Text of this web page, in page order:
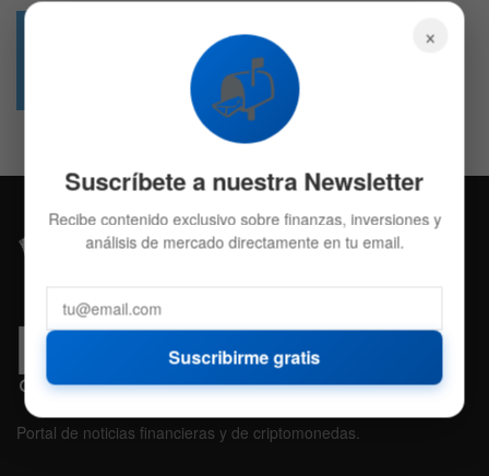
4.7k
Followers
Portal de noticias financieras y de criptomonedas.
×
📬
Suscríbete a nuestra Newsletter
Recibe contenido exclusivo sobre finanzas, inversiones y
análisis de mercado directamente en tu email.
Suscribirme gratis